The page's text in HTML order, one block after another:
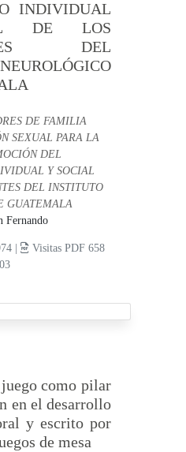
INDIVIDUAL
DE LOS
DEL
DE FAMILIA
SEXUAL PARA LA
DEL
Y SOCIAL
DEL INSTITUTO
GUATEMALA
Fernando
|
Visitas PDF 658
como pilar
en el desarrollo
y escrito por
de mesa